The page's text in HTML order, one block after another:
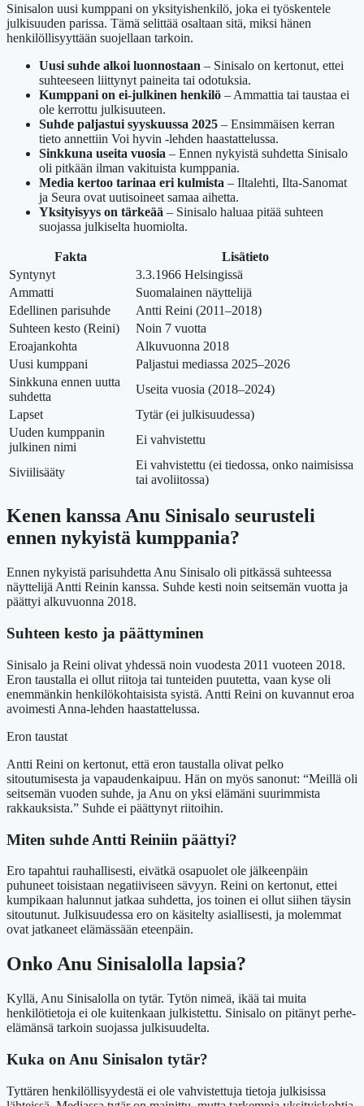
Sinisalon uusi kumppani on yksityishenkilö, joka ei työskentele
julkisuuden parissa. Tämä selittää osaltaan sitä, miksi hänen
henkilöllisyyttään suojellaan tarkoin.
Uusi suhde alkoi luonnostaan – Sinisalo on kertonut, ettei
suhteeseen liittynyt paineita tai odotuksia.
Kumppani on ei-julkinen henkilö – Ammattia tai taustaa ei
ole kerrottu julkisuuteen.
Suhde paljastui syyskuussa 2025 – Ensimmäisen kerran
tieto annettiin Voi hyvin -lehden haastattelussa.
Sinkkuna useita vuosia – Ennen nykyistä suhdetta Sinisalo
oli pitkään ilman vakituista kumppania.
Media kertoo tarinaa eri kulmista – Iltalehti, Ilta-Sanomat
ja Seura ovat uutisoineet samaa aihetta.
Yksityisyys on tärkeää – Sinisalo haluaa pitää suhteen
suojassa julkiselta huomiolta.
Fakta
Lisätieto
Syntynyt
3.3.1966 Helsingissä
Ammatti
Suomalainen näyttelijä
Edellinen parisuhde
Antti Reini (2011–2018)
Suhteen kesto (Reini)
Noin 7 vuotta
Eroajankohta
Alkuvuonna 2018
Uusi kumppani
Paljastui mediassa 2025–2026
Sinkkuna ennen uutta
suhdetta
Useita vuosia (2018–2024)
Lapset
Tytär (ei julkisuudessa)
Uuden kumppanin
julkinen nimi
Ei vahvistettu
Siviilisääty
Ei vahvistettu (ei tiedossa, onko naimisissa
tai avoliitossa)
Kenen kanssa Anu Sinisalo seurusteli
ennen nykyistä kumppania?
Ennen nykyistä parisuhdetta Anu Sinisalo oli pitkässä suhteessa
näyttelijä Antti Reinin kanssa. Suhde kesti noin seitsemän vuotta ja
päättyi alkuvuonna 2018.
Suhteen kesto ja päättyminen
Sinisalo ja Reini olivat yhdessä noin vuodesta 2011 vuoteen 2018.
Eron taustalla ei ollut riitoja tai tunteiden puutetta, vaan kyse oli
enemmänkin henkilökohtaisista syistä. Antti Reini on kuvannut eroa
avoimesti Anna-lehden haastattelussa.
Eron taustat
Antti Reini on kertonut, että eron taustalla olivat pelko
sitoutumisesta ja vapaudenkaipuu. Hän on myös sanonut: “Meillä oli
seitsemän vuoden suhde, ja Anu on yksi elämäni suurimmista
rakkauksista.” Suhde ei päättynyt riitoihin.
Miten suhde Antti Reiniin päättyi?
Ero tapahtui rauhallisesti, eivätkä osapuolet ole jälkeenpäin
puhuneet toisistaan negatiiviseen sävyyn. Reini on kertonut, ettei
kumpikaan halunnut jatkaa suhdetta, jos toinen ei ollut siihen täysin
sitoutunut. Julkisuudessa ero on käsitelty asiallisesti, ja molemmat
ovat jatkaneet elämässään eteenpäin.
Onko Anu Sinisalolla lapsia?
Kyllä, Anu Sinisalolla on tytär. Tytön nimeä, ikää tai muita
henkilötietoja ei ole kuitenkaan julkistettu. Sinisalo on pitänyt perhe-
elämänsä tarkoin suojassa julkisuudelta.
Kuka on Anu Sinisalon tytär?
Tyttären henkilöllisyydestä ei ole vahvistettuja tietoja julkisissa